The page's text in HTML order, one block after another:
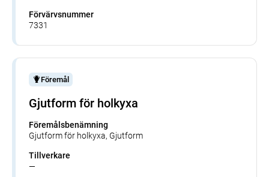
Förvärvsnummer
7331
Föremål
Gjutform för holkyxa
Föremålsbenämning
Gjutform för holkyxa, Gjutform
Tillverkare
—